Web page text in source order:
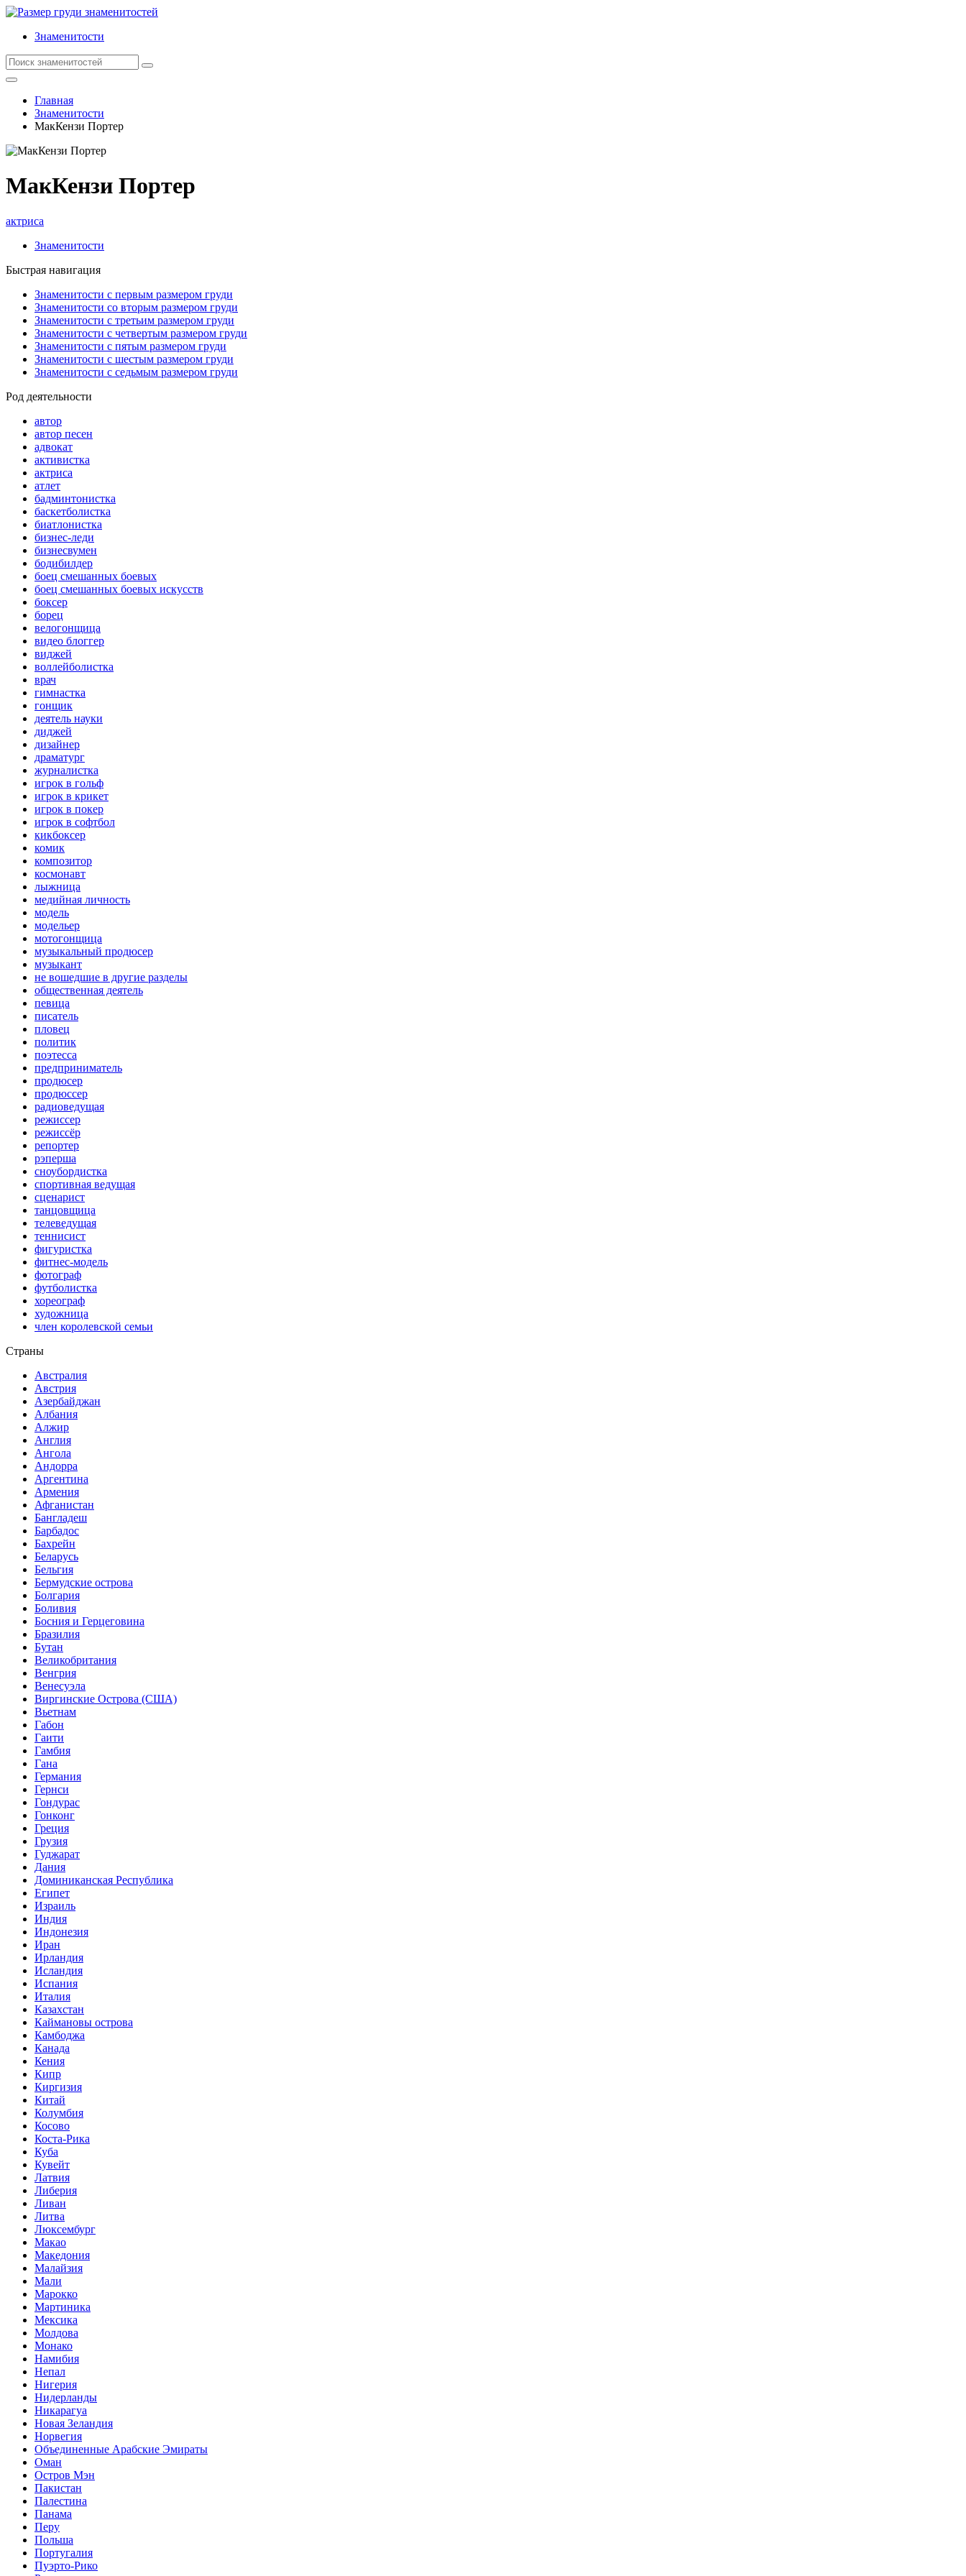
Знаменитости
Главная
Знаменитости
МакКензи Портер
МакКензи Портер
актриса
Знаменитости
Быстрая навигация
Знаменитости с первым размером груди
Знаменитости со вторым размером груди
Знаменитости с третьим размером груди
Знаменитости с четвертым размером груди
Знаменитости с пятым размером груди
Знаменитости с шестым размером груди
Знаменитости с седьмым размером груди
Род деятельности
автор
автор песен
адвокат
активистка
актриса
атлет
бадминтонистка
баскетболистка
биатлонистка
бизнес-леди
бизнесвумен
бодибилдер
боец смешанных боевых
боец смешанных боевых искусств
боксер
борец
велогонщица
видео блоггер
виджей
воллейболистка
врач
гимнастка
гонщик
деятель науки
диджей
дизайнер
драматург
журналистка
игрок в гольф
игрок в крикет
игрок в покер
игрок в софтбол
кикбоксер
комик
композитор
космонавт
лыжница
медийная личность
модель
модельер
мотогонщица
музыкальный продюсер
музыкант
не вошедшие в другие разделы
общественная деятель
певица
писатель
пловец
политик
поэтесса
предприниматель
продюсер
продюссер
радиоведущая
режиссер
режиссёр
репортер
рэперша
сноубордистка
спортивная ведущая
сценарист
танцовщица
телеведущая
теннисист
фигуристка
фитнес-модель
фотограф
футболистка
хореограф
художница
член королевской семьи
Страны
Австралия
Австрия
Азербайджан
Албания
Алжир
Англия
Ангола
Андорра
Аргентина
Армения
Афганистан
Бангладеш
Барбадос
Бахрейн
Беларусь
Бельгия
Бермудские острова
Болгария
Боливия
Босния и Герцеговина
Бразилия
Бутан
Великобритания
Венгрия
Венесуэла
Виргинские Острова (США)
Вьетнам
Габон
Гаити
Гамбия
Гана
Германия
Гернси
Гондурас
Гонконг
Греция
Грузия
Гуджарат
Дания
Доминиканская Республика
Египет
Израиль
Индия
Индонезия
Иран
Ирландия
Исландия
Испания
Италия
Казахстан
Каймановы острова
Камбоджа
Канада
Кения
Кипр
Киргизия
Китай
Колумбия
Косово
Коста-Рика
Куба
Кувейт
Латвия
Либерия
Ливан
Литва
Люксембург
Макао
Македония
Малайзия
Мали
Марокко
Мартиника
Мексика
Молдова
Монако
Намибия
Непал
Нигерия
Нидерланды
Никарагуа
Новая Зеландия
Норвегия
Объединенные Арабские Эмираты
Оман
Остров Мэн
Пакистан
Палестина
Панама
Перу
Польша
Португалия
Пуэрто-Рико